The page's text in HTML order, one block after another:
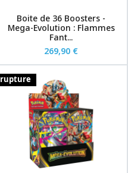
Boite de 36 Boosters -
Mega-Evolution : Flammes
Fant...
269,90 €
rupture